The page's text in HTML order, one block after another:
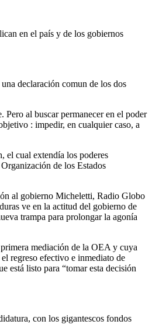
en el país y de los gobiernos
declaración comun de los dos
Pero al buscar permanecer en el poder
: impedir, en cualquier caso, a
el cual extendía los poderes
de los Estados
al gobierno Micheletti, Radio Globo
ve en la actitud del gobierno de
trampa para prolongar la agonía
mediación de la OEA y cuya
regreso efectivo e inmediato de
está listo para “tomar esta decisión
con los gigantescos fondos